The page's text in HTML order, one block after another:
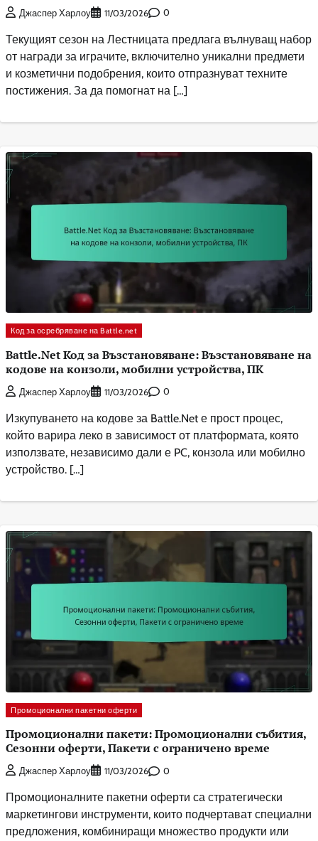
Джаспер Харлоу 11/03/2026 0
Текущият сезон на Лестницата предлага вълнуващ набор
от награди за играчите, включително уникални предмети
и козметични подобрения, които отпразнуват техните
постижения. За да помогнат на […]
Код за осребряване на Battle.net
Battle.Net Код за Възстановяване: Възстановяване на
кодове на конзоли, мобилни устройства, ПК
Джаспер Харлоу 11/03/2026 0
Изкупуването на кодове за Battle.Net е прост процес,
който варира леко в зависимост от платформата, която
използвате, независимо дали е PC, конзола или мобилно
устройство. […]
Промоционални пакетни оферти
Промоционални пакети: Промоционални събития,
Сезонни оферти, Пакети с ограничено време
Джаспер Харлоу 11/03/2026 0
Промоционалните пакетни оферти са стратегически
маркетингови инструменти, които подчертават специални
предложения, комбиниращи множество продукти или